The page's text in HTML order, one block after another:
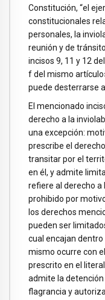
Constitución, “el
constitucionales
personales, la
reunión y de
incisos 9, 11 y 12
f del mismo
puede desterrarse a
El mencionado
derecho a la
una excepción:
prescribe el
transitar por el
en él, y admite
refiere al derecho a
prohibido por
los derechos
pueden ser
cual encajan
mismo ocurre con
prescrito en el
admite la
flagrancia y